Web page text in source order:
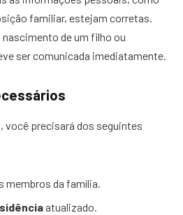
familiar, estejam corretas.
nascimento de um filho ou
ser comunicada imediatamente.
você precisará dos seguintes
membros da família.
atualizado.